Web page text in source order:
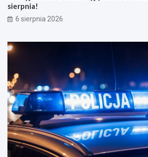
sierpnia!
6 sierpnia 2026